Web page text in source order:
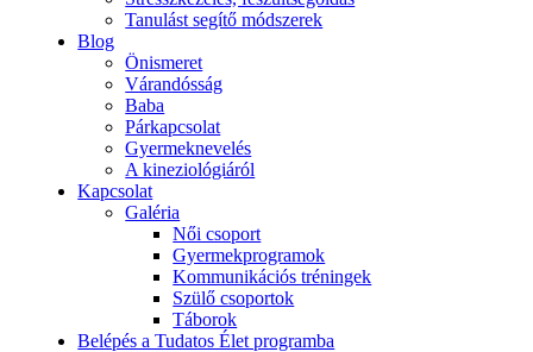
Tanulást segítő módszerek
Blog
Önismeret
Várandósság
Baba
Párkapcsolat
Gyermeknevelés
A kineziológiáról
Kapcsolat
Galéria
Női csoport
Gyermekprogramok
Kommunikációs tréningek
Szülő csoportok
Táborok
Belépés a Tudatos Élet programba